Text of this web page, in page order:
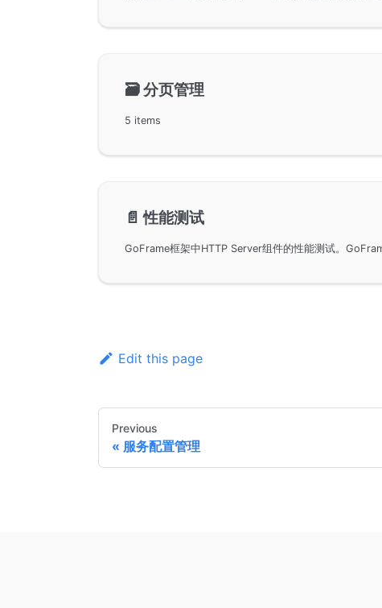
🗃️分页管理
5 items
📄️ 性能测试
Edit this page
Previous
服务配置管理